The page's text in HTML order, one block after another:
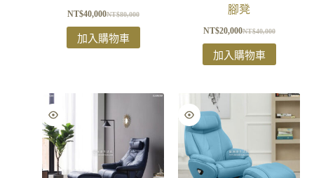
NT$80,000
NT$40,000
加入購物車
腳凳
NT$40,000
NT$20,000
加入購物車